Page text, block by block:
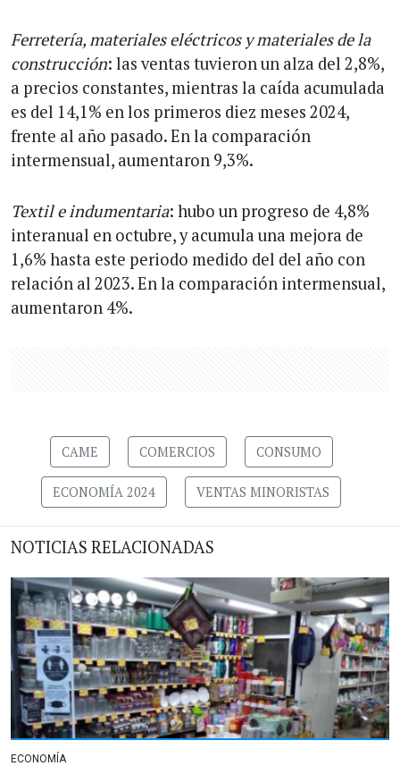
Ferretería, materiales eléctricos y materiales de la
construcción: las ventas tuvieron un alza del 2,8%,
a precios constantes, mientras la caída acumulada
es del 14,1% en los primeros diez meses 2024,
frente al año pasado. En la comparación
intermensual, aumentaron 9,3%.
Textil e indumentaria: hubo un progreso de 4,8%
interanual en octubre, y acumula una mejora de
1,6% hasta este periodo medido del del año con
relación al 2023. En la comparación intermensual,
aumentaron 4%.
CAME COMERCIOS CONSUMO
ECONOMÍA 2024 VENTAS MINORISTAS
NOTICIAS RELACIONADAS
ECONOMÍA